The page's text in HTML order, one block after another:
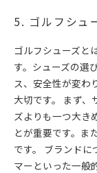
5. ゴルフシュ
ゴルフシューズと
す。シューズの選
ス、安全性が変わ
大切です。 まず
ズよりも一つ大き
とが重要です。ま
です。 ブランドに
マーといった一般